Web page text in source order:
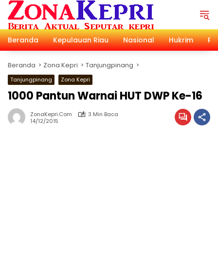
Langsung
konten
Beranda
Kepulauan Riau Nasional Hukrim
Beranda Zona Kepri Tanjungpinang
Tanjungpinang Zona Kepri
1000 Pantun Warnai HUT DWP Ke-16
ZonaKepri.com
3 Min Baca
14/12/2015